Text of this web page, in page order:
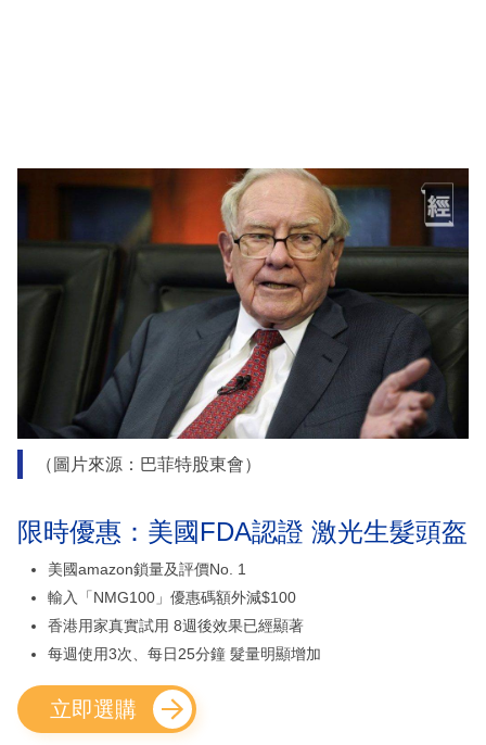
（圖片來源：巴菲特股東會）
限時優惠：美國FDA認證 激光生髮頭盔
美國amazon鎖量及評價No. 1
輸入「NMG100」優惠碼額外減$100
香港用家真實試用 8週後效果已經顯著
每週使用3次、每日25分鐘 髮量明顯增加
立即選購